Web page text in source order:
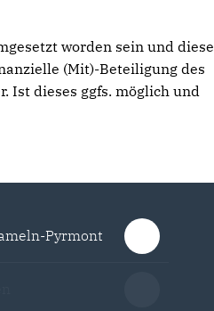
worden sein und diese
(Mit)-Beteiligung des
Ist dieses ggfs. möglich und
Pyrmont